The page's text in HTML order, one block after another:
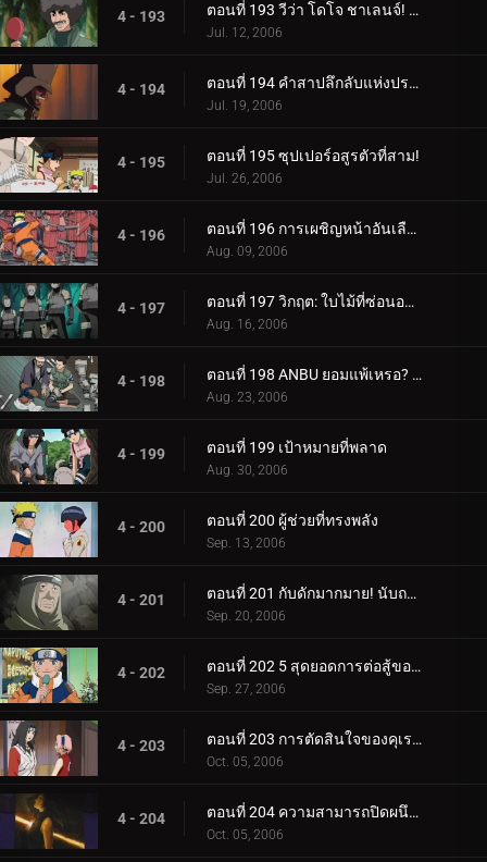
4 - 193 ตอนที่ 193 วีว่า โดโจ ชาเลนจ์! เยาวชนเป็นเรื่องของความหลงใหล!
Jul. 12, 2006
4 - 194 ตอนที่ 194 คำสาปลึกลับแห่งปราสาทผีสิง
Jul. 19, 2006
4 - 195 ตอนที่ 195 ซุปเปอร์อสูรตัวที่สาม!
Jul. 26, 2006
4 - 196 ตอนที่ 196 การเผชิญหน้าอันเลือดร้อน: นักเรียนกับอาจารย์
Aug. 09, 2006
4 - 197 ตอนที่ 197 วิกฤต: ใบไม้ที่ซ่อนอยู่ 11 รวมพล!
Aug. 16, 2006
4 - 198 ตอนที่ 198 ANBU ยอมแพ้เหรอ? ความทรงจำของนารูโตะ
Aug. 23, 2006
4 - 199 ตอนที่ 199 เป้าหมายที่พลาด
Aug. 30, 2006
4 - 200 ตอนที่ 200 ผู้ช่วยที่ทรงพลัง
Sep. 13, 2006
4 - 201 ตอนที่ 201 กับดักมากมาย! นับถอยหลังสู่การทำลายล้าง
Sep. 20, 2006
4 - 202 ตอนที่ 202 5 สุดยอดการต่อสู้ของนินจา!
Sep. 27, 2006
4 - 203 ตอนที่ 203 การตัดสินใจของคุเรไน: หน่วยที่ 8 ที่ถูกทิ้งไว้เบื้องหลัง
Oct. 05, 2006
4 - 204 ตอนที่ 204 ความสามารถปิดผนึกของยาคุโมะ
Oct. 05, 2006